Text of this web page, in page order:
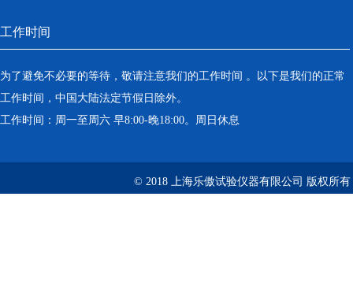
工作时间
为了避免不必要的等待，敬请注意我们的工作时间 。以下是我们的正常
工作时间，中国大陆法定节假日除外。
工作时间：周一至周六 早8:00-晚18:00。周日休息
© 2018 上海乐傲试验仪器有限公司 版权所